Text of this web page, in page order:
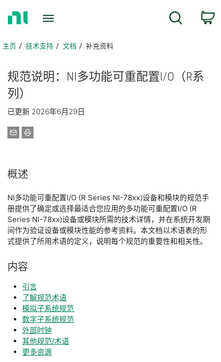
页主页 技术支持 文档 补充资料
规范说明： NI多功能可重配置I/O （R系
列）
已更新 2026年6月29日
概述
NI多功能可重配置I/O (R Series NI-78xx)设备和模块的规范手
册提供了确定或选择最适合您应用的多功能可重配置I/O (R
Series NI-78xx)设备或模块所需的技术详情，并在系统开发期
间作为验证设备或模块性能的参考资料。本文档以术语表的形
式提供了所用术语的定义，说明每个规范的重要性和相关性。
内容
引言
了解规范术语
模拟子系统规范
数字子系统规范
外部时钟
其他规范/术语
更多资源